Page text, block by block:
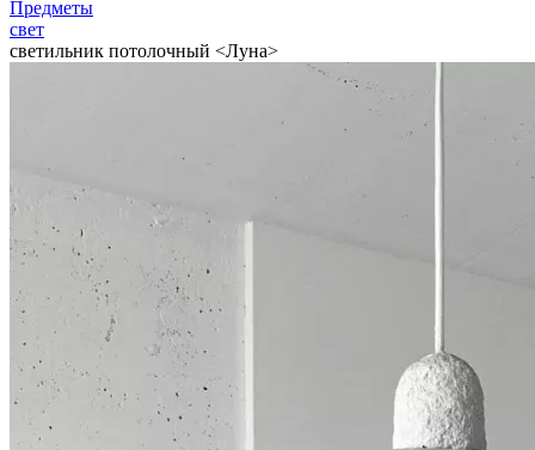
Предметы
свет
светильник потолочный <Луна>